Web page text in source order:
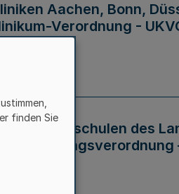
Aachen, Bonn,
Verordnung -
der Hochschulen des
finden Sie